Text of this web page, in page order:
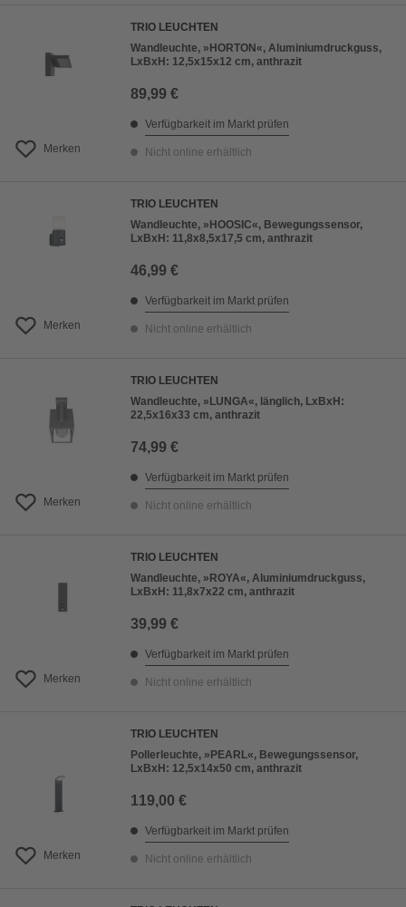
Merken
TRIO LEUCHTEN
Wandleuchte, »HORTON«, Aluminiumdruckguss,
LxBxH: 12,5x15x12 cm, anthrazit
89,99 €
Verfügbarkeit im Markt prüfen
Nicht online erhältlich
Merken
TRIO LEUCHTEN
Wandleuchte, »HOOSIC«, Bewegungssensor,
LxBxH: 11,8x8,5x17,5 cm, anthrazit
46,99 €
Verfügbarkeit im Markt prüfen
Nicht online erhältlich
Merken
TRIO LEUCHTEN
Wandleuchte, »LUNGA«, länglich, LxBxH:
22,5x16x33 cm, anthrazit
74,99 €
Verfügbarkeit im Markt prüfen
Nicht online erhältlich
Merken
TRIO LEUCHTEN
Wandleuchte, »ROYA«, Aluminiumdruckguss,
LxBxH: 11,8x7x22 cm, anthrazit
39,99 €
Verfügbarkeit im Markt prüfen
Nicht online erhältlich
Merken
TRIO LEUCHTEN
Pollerleuchte, »PEARL«, Bewegungssensor,
LxBxH: 12,5x14x50 cm, anthrazit
119,00 €
Verfügbarkeit im Markt prüfen
Nicht online erhältlich